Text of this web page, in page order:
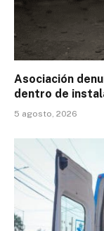
Asociación
dentro de
5 agosto, 2026